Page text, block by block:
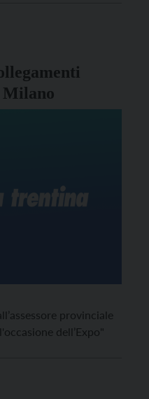
provinciale
dell’Expo"